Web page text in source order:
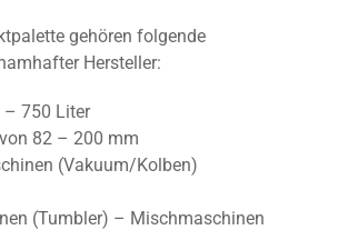
gehören folgende
Hersteller:
– 750 Liter
82 – 200 mm
(Vakuum/Kolben)
(Tumbler) – Mischmaschinen